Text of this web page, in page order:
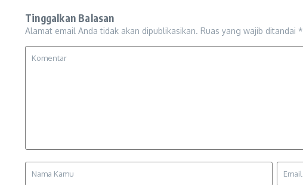
Tinggalkan Balasan
Alamat email Anda tidak akan dipublikasikan. Ruas yang wajib ditandai *